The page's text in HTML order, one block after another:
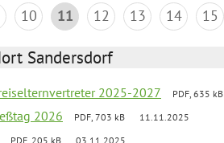
10 11 12 13 14 15
Sandersdorf
2025-2027 PDF, 635 kB
2026 PDF, 703 kB 11.11.2025
PDF, 205 kB 03.11.2025